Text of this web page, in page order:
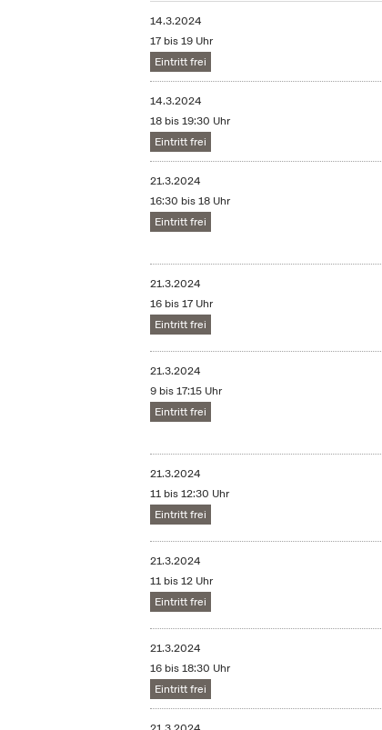
14.3.2024
17 bis 19 Uhr
Eintritt frei
14.3.2024
18 bis 19:30 Uhr
Eintritt frei
21.3.2024
16:30 bis 18 Uhr
Eintritt frei
21.3.2024
16 bis 17 Uhr
Eintritt frei
21.3.2024
9 bis 17:15 Uhr
Eintritt frei
21.3.2024
11 bis 12:30 Uhr
Eintritt frei
21.3.2024
11 bis 12 Uhr
Eintritt frei
21.3.2024
16 bis 18:30 Uhr
Eintritt frei